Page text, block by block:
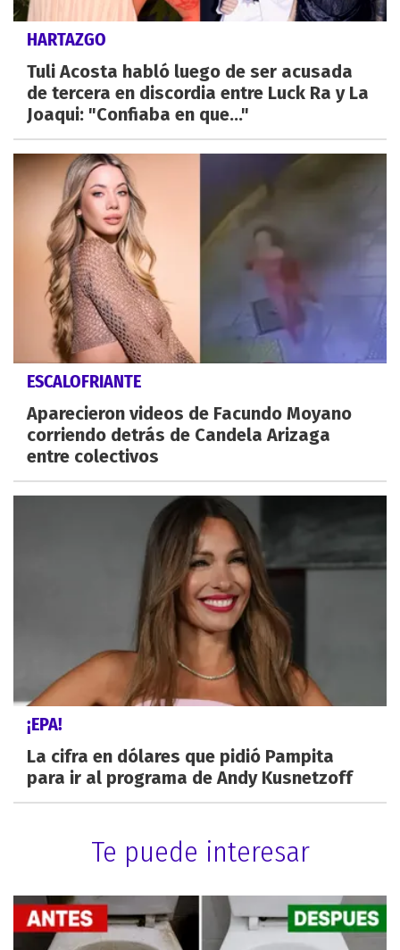
HARTAZGO
Tuli Acosta habló luego de ser acusada
de tercera en discordia entre Luck Ra y La
Joaqui: "Confiaba en que..."
ESCALOFRIANTE
Aparecieron videos de Facundo Moyano
corriendo detrás de Candela Arizaga
entre colectivos
¡EPA!
La cifra en dólares que pidió Pampita
para ir al programa de Andy Kusnetzoff
Te puede interesar